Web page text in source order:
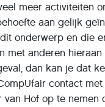
meer activiteiten
aan gelijk
onderwerp en die
met anderen hieraan
dan kan je dat
contact met
van Hof op te nemen